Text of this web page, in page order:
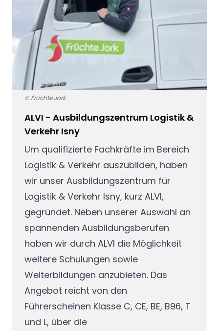
© Früchte Jork
ALVI - Ausbildungszentrum Logistik &
Verkehr Isny
Um qualifizierte Fachkräfte im Bereich
Logistik & Verkehr auszubilden, haben
wir unser Ausbildungszentrum für
Logistik & Verkehr Isny, kurz ALVI,
gegründet. Neben unserer Auswahl an
spannenden Ausbildungsberufen
haben wir durch ALVI die Möglichkeit
weitere Schulungen sowie
Weiterbildungen anzubieten. Das
Angebot reicht von den
Führerscheinen Klasse C, CE, BE, B96, T
und L, über die